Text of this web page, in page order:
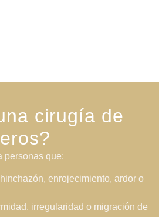
cirugía de
personas que:
enrojecimiento, ardor o
irregularidad o migración de